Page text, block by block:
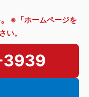
※「ホームページを
い。